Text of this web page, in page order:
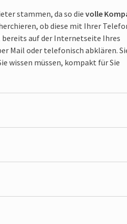
stammen, da so die volle
ob diese mit Ihrer
auf der Internet­seite Ihres
Mail oder telefo­nisch abklären.
wissen müssen, kompakt für Sie